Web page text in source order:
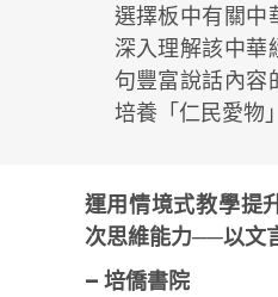
選擇板中有關中
深入理解該中華
句豐富說話內容
培養「仁民愛物
運用情境式教學提
次思維能力──以文
– 培僑書院